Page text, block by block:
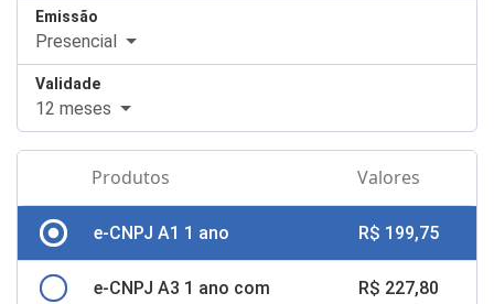
Emissão
Presencial
Validade
12 meses
Produtos Valores
e-CNPJ A1 1 ano R$ 199,75
e-CNPJ A3 1 ano com
R$ 227,80